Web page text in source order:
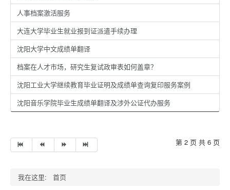
人事档案激活服务
大连大学毕业生就业报到证派遣手续办理
沈阳大学中文成绩单翻译
档案在人才市场，研究生复试政审表如何盖章？
沈阳工业大学继续教育毕业证明及成绩单查询复印服务案例
沈阳音乐学院毕业生成绩单翻译及涉外公证代办服务
第 2 页 共 6 页
我在这里: 首页